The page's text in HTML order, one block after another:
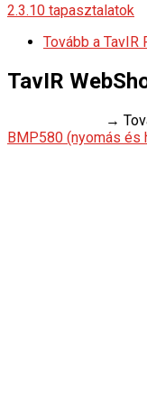
2.3.10 tapasztalatok
Tovább a TavIR
TavIR
→
BMP580 (nyomás